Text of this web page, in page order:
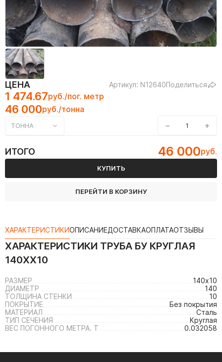
ЦЕНА Артикул: N12640Поделиться
1 474.67руб./пог. метр
46 000руб./тонна
ТОННА − +
ИТОГО 46 000руб.
КУПИТЬ
ПЕРЕЙТИ В КОРЗИНУ
ХАРАКТЕРИСТИКИОПИСАНИЕДОСТАВКАОПЛАТАОТЗЫВЫ
ХАРАКТЕРИСТИКИ ТРУБА БУ КРУГЛАЯ
140ХХ10
РАЗМЕР
140х10
ДИАМЕТР
140
ТОЛЩИНА СТЕНКИ
10
ПОКРЫТИЕ
Без покрытия
МАТЕРИАЛ
Сталь
ТИП СЕЧЕНИЯ
Круглая
ВЕС ПОГОННОГО МЕТРА. Т
0.032058